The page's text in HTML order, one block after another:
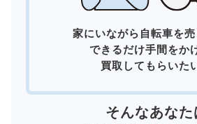
家にいながら自転車を売
できるだけ手間をか
買取してもらいた
そんなあなた